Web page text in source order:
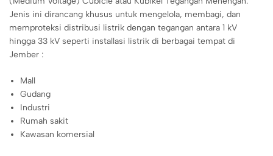
Jenis ini dirancang khusus untuk mengelola, membagi, dan
memproteksi distribusi listrik dengan tegangan antara 1 kV
hingga 33 kV seperti installasi listrik di berbagai tempat di
Jember :
Mall
Gudang
Industri
Rumah sakit
Kawasan komersial